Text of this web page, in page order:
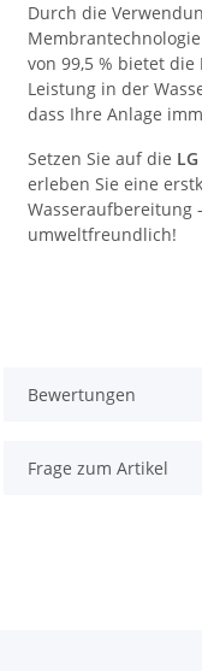
Durch die
von 99,5 % bietet die
Leistung in der
dass Ihre Anlage
Setzen Sie auf die
erleben Sie eine
Wasseraufbereitung
umweltfreundlich!
Bewertungen
Frage zum Artikel